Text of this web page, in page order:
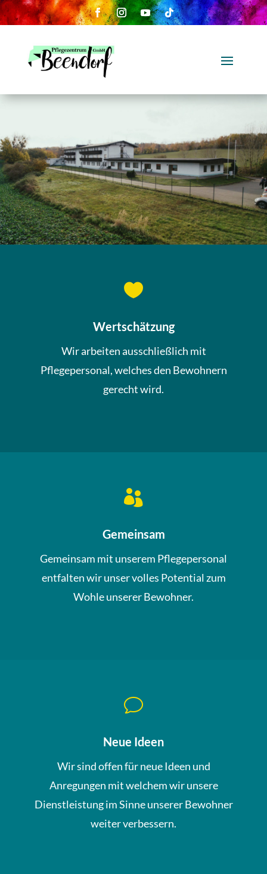

Wertschätzung
Wir arbeiten ausschließlich mit
Pflegepersonal, welches den Bewohnern
gerecht wird.

Gemeinsam
Gemeinsam mit unserem Pflegepersonal
entfalten wir unser volles Potential zum
Wohle unserer Bewohner.
v
Neue Ideen
Wir sind offen für neue Ideen und
Anregungen mit welchem wir unsere
Dienstleistung im Sinne unserer Bewohner
weiter verbessern.